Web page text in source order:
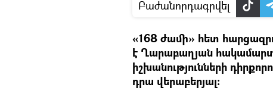
Բաժանորդագրվել
«168 ժամի» հետ
է Ղարաբաղյան
իշխանությունների
դրա վերաբերյալ։